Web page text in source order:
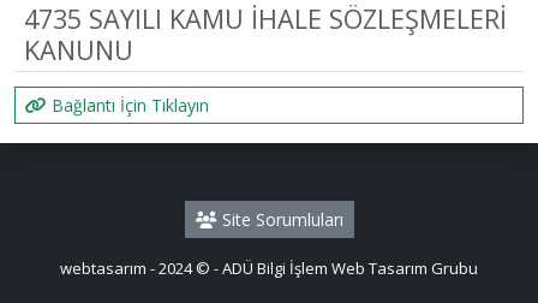
4735 SAYILI KAMU İHALE SÖZLEŞMELERİ
KANUNU
Bağlantı İçin Tıklayın
Site Sorumluları
webtasarım - 2024 © - ADÜ Bilgi İşlem Web Tasarım Grubu